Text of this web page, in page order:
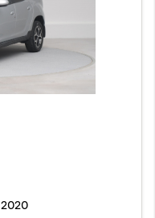
2020